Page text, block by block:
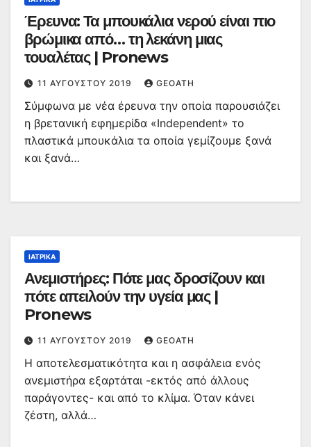
Έρευνα: Τα μπουκάλια νερού είναι πιο
βρώμικα από… τη λεκάνη μιας
τουαλέτας | Pronews
11 ΑΥΓΟΎΣΤΟΥ 2019 GEOATH
Σύμφωνα με νέα έρευνα την οποία παρουσιάζει
η βρετανική εφημερίδα «Independent» το
πλαστικά μπουκάλια τα οποία γεμίζουμε ξανά
και ξανά…
ΙΑΤΡΙΚΆ
Ανεμιστήρες: Πότε μας δροσίζουν και
πότε απειλούν την υγεία μας |
Pronews
11 ΑΥΓΟΎΣΤΟΥ 2019 GEOATH
Η αποτελεσματικότητα και η ασφάλεια ενός
ανεμιστήρα εξαρτάται -εκτός από άλλους
παράγοντες- και από το κλίμα. Όταν κάνει
ζέστη, αλλά…